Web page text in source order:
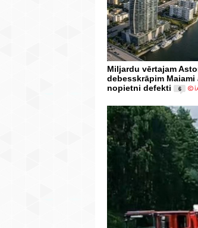
Miljardu vērtajam
debesskrāpim
nopietni defekti
6